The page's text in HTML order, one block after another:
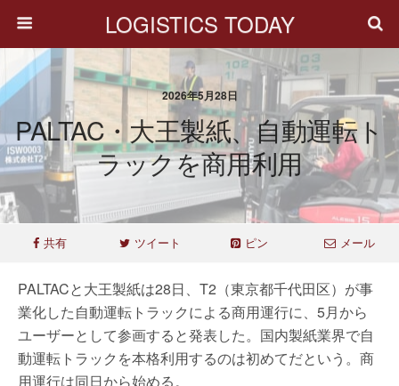
LOGISTICS TODAY
2026年5月28日
PALTAC・大王製紙、自動運転ト
ラックを商用利用
共有 ツイート ピン メール
PALTACと大王製紙は28日、T2（東京都千代田区）が事
業化した自動運転トラックによる商用運行に、5月から
ユーザーとして参画すると発表した。国内製紙業界で自
動運転トラックを本格利用するのは初めてだという。商
用運行は同日から始める。